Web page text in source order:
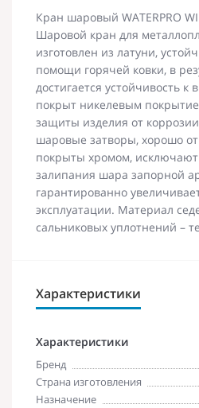
Кран шаровый WATERPRO
Шаровой кран для
изготовлен из латуни,
помощи горячей ковки, в
достигается устойчивость к
покрыт никелевым
защиты изделия от
шаровые затворы, хорошо
покрыты хромом,
залипания шара запорной
гарантированно
эксплуатации. Материал
сальниковых уплотнений –
Характеристики
Характеристики
Бренд
Страна изготовления
Назначение